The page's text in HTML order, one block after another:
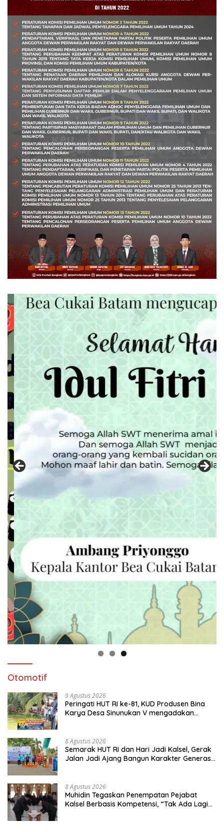
Otomotif
9 Agustus 2026
Peringati HUT RI ke-81, KUD Produsen Bina
Karya Desa Sinunukan V mengadakan
8 Agustus 2026
Semarak HUT RI dan Hari Jadi Kalsel, Gerak
Jalan Jadi Ajang Bangun Karakter Generasi
8 Agustus 2026
Muhidin Tegaskan Penempatan Pejabat
Kalsel Berbasis Kompetensi, “Tak Ada Lagi